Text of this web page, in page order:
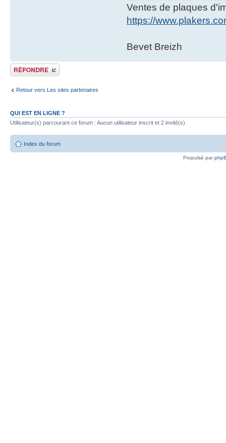
Ventes de plaques
https://
Bevet Breizh
Publier une réponse
Retour vers Les sites partenaires
QUI EST EN LIGNE ?
Utilisateur(s) parcourant ce forum : Aucun utilisateur inscrit et 2 invité(s)
Index du forum
Propulsé par